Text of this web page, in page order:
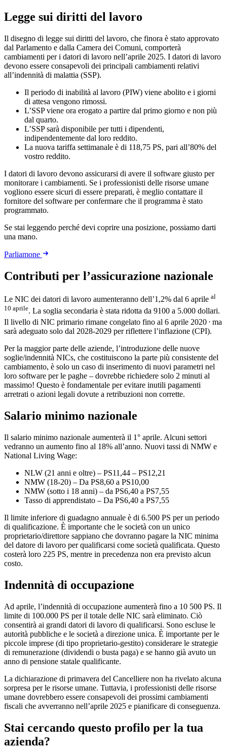
Legge sui diritti del lavoro
Il disegno di legge sui diritti del lavoro, che finora è stato approvato
dal Parlamento e dalla Camera dei Comuni, comporterà
cambiamenti per i datori di lavoro nell’aprile 2025. I datori di lavoro
devono essere consapevoli dei principali cambiamenti relativi
all’indennità di malattia (SSP).
Il periodo di inabilità al lavoro (PIW) viene abolito e i giorni
di attesa vengono rimossi.
L’SSP viene ora erogato a partire dal primo giorno e non più
dal quarto.
L’SSP sarà disponibile per tutti i dipendenti,
indipendentemente dal loro reddito.
La nuova tariffa settimanale è di 118,75 PS, pari all’80% del
vostro reddito.
I datori di lavoro devono assicurarsi di avere il software giusto per
monitorare i cambiamenti. Se i professionisti delle risorse umane
vogliono essere sicuri di essere preparati, è meglio contattare il
fornitore del software per confermare che il programma è stato
programmato.
Se stai leggendo perché devi coprire una posizione, possiamo darti
una mano.
Parliamone
Contributi per l’assicurazione nazionale
Le NIC dei datori di lavoro aumenteranno dell’1,2% dal 6 aprile al
10 aprile. La soglia secondaria è stata ridotta da 9100 a 5.000 dollari.
Il livello di NIC primario rimane congelato fino al 6 aprile 2020 , ma
sarà adeguato solo dal 2028-2029 per riflettere l’inflazione (CPI).
Per la maggior parte delle aziende, l’introduzione delle nuove
soglie/indennità NICs, che costituiscono la parte più consistente del
cambiamento, è solo un caso di inserimento di nuovi parametri nel
loro software per le paghe – dovrebbe richiedere solo 2 minuti al
massimo! Questo è fondamentale per evitare inutili pagamenti
arretrati o azioni legali dovute a retribuzioni non corrette.
Salario minimo nazionale
Il salario minimo nazionale aumenterà il 1° aprile. Alcuni settori
vedranno un aumento fino al 18% all’anno. Nuovi tassi di NMW e
National Living Wage:
NLW (21 anni e oltre) – PS11,44 – PS12,21
NMW (18-20) – Da PS8,60 a PS10,00
NMW (sotto i 18 anni) – da PS6,40 a PS7,55
Tasso di apprendistato – Da PS6,40 a PS7,55
Il limite inferiore di guadagno annuale è di 6.500 PS per un periodo
di qualificazione. È importante che le società con un unico
proprietario/direttore sappiano che dovranno pagare la NIC minima
del datore di lavoro per qualificarsi come società qualificata. Questo
costerà loro 225 PS, mentre in precedenza non era previsto alcun
costo.
Indennità di occupazione
Ad aprile, l’indennità di occupazione aumenterà fino a 10 500 PS. Il
limite di 100.000 PS per il totale delle NIC sarà eliminato. Ciò
consentirà ai grandi datori di lavoro di qualificarsi. Sono escluse le
autorità pubbliche e le società a direzione unica. È importante per le
piccole imprese (di tipo proprietario-gestito) considerare le strategie
di remunerazione (dividendi o busta paga) e se hanno già avuto un
anno di pensione statale qualificante.
La dichiarazione di primavera del Cancelliere non ha rivelato alcuna
sorpresa per le risorse umane. Tuttavia, i professionisti delle risorse
umane dovrebbero essere consapevoli dei prossimi cambiamenti
fiscali che avverranno nell’aprile 2025 e pianificare di conseguenza.
Stai cercando questo profilo per la tua
azienda?